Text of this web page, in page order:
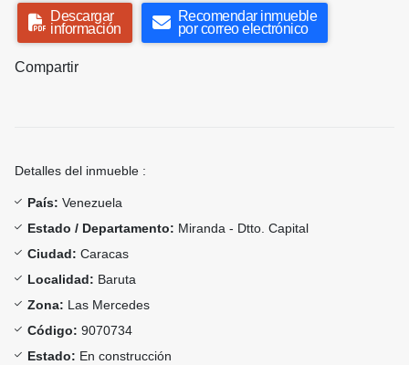
Descargar
información
Recomendar inmueble
por correo electrónico
Compartir
Detalles del inmueble :
País: Venezuela
Estado / Departamento: Miranda - Dtto. Capital
Ciudad: Caracas
Localidad: Baruta
Zona: Las Mercedes
Código: 9070734
Estado: En construcción